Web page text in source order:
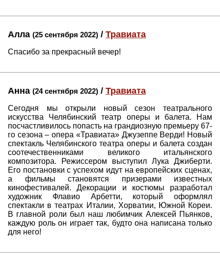
Алла (25 сентября 2022) / Травиата
Спасибо за прекрасный вечер!
Анна (24 сентября 2022) / Травиата
Сегодня мы открыли новый сезон театрального
искусства Челябинский театр оперы и балета. Нам
посчастливилось попасть на грандиозную премьеру 67-
го сезона – опера «Травиата» Джузеппе Верди! Новый
спектакль Челябинского театра оперы и балета создан
соотечественниками великого итальянского
композитора. Режиссером выступил Лука Джиберти.
Его постановки с успехом идут на европейских сценах,
а фильмы становятся призерами известных
кинофестивалей. Декорации и костюмы разработал
художник Флавио Арбетти, который оформлял
спектакли в театрах Италии, Хорватии, Южной Кореи.
В главной роли был наш любимчик Алексей Пьянков,
каждую роль он играет так, будто она написана только
для него!